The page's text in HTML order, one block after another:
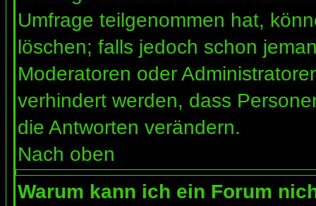
Umfrage teilgenommen hat,
löschen; falls jedoch schon
Moderatoren oder
verhindert werden, dass
die Antworten verändern.
Nach oben
Warum kann ich ein Forum